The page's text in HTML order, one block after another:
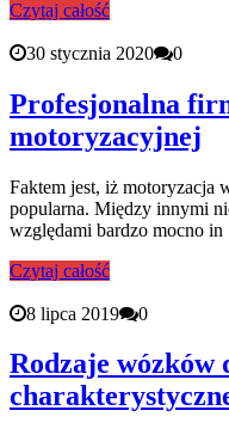
Czytaj całość
30 stycznia 2020 0
Profesjonalna
motoryzacyjnej
Faktem jest, iż motoryzacja
popularna. Między innymi
względami bardzo mocno in
Czytaj całość
8 lipca 2019 0
Rodzaje wózków